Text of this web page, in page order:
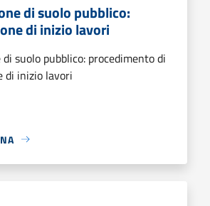
di suolo pubblico:
di inizio lavori
suolo pubblico: procedimento di
di inizio lavori